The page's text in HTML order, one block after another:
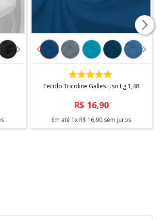
enviado metragem corrida, sem
COMPRAR
Tecido Tricoline Galles Liso Lg 1,48
R$ 16,90
Em até 1x R$ 16,90 sem juros